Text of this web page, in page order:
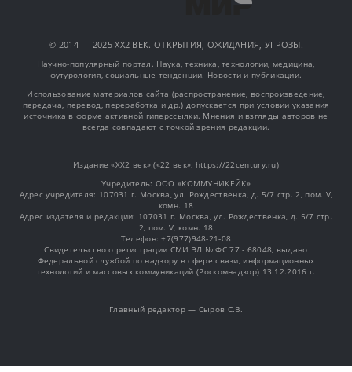
© 2014 — 2025 XX2 ВЕК. ОТКРЫТИЯ, ОЖИДАНИЯ, УГРОЗЫ.
Научно-популярный портал. Наука, техника, технологии, медицина,
футурология, социальные тенденции. Новости и публикации.
Использование материалов сайта (распространение, воспроизведение,
передача, перевод, переработка и др.) допускается при условии указания
источника в форме активной гиперссылки. Мнения и взгляды авторов не
всегда совпадают с точкой зрения редакции.
Издание «XX2 век» («22 век», https://22century.ru)
Учредитель: OOO «КОММУНИКЕЙК»
Адрес учредителя: 107031 г. Москва, ул. Рождественка, д. 5/7 стр. 2, пом. V,
комн. 18
Адрес издателя и редакции: 107031 г. Москва, ул. Рождественка, д. 5/7 стр.
2, пом. V, комн. 18
Телефон: +7(977)948-21-08
Свидетельство о регистрации СМИ ЭЛ № ФС 77 - 68048, выдано
Федеральной службой по надзору в сфере связи, информационных
технологий и массовых коммуникаций (Роскомнадзор) 13.12.2016 г.
Главный редактор — Сыров С.В.